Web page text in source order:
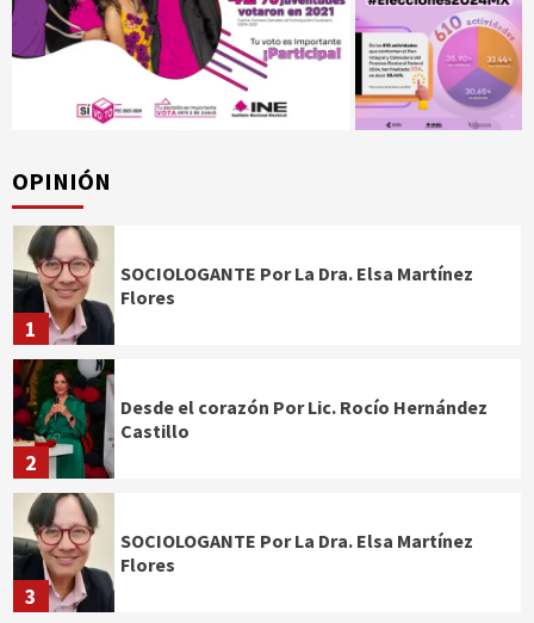
OPINIÓN
1
SOCIOLOGANTE Por La Dra. Elsa Martínez
Flores
2
Desde el corazón Por Lic. Rocío Hernández
Castillo
3
SOCIOLOGANTE Por La Dra. Elsa Martínez
Flores